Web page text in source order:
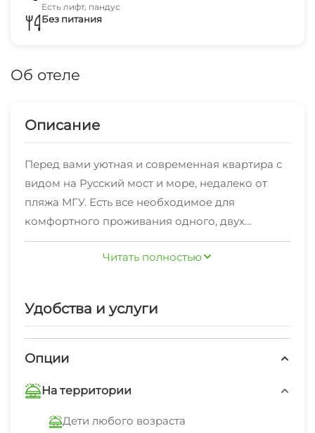
Есть лифт, пандус
Без питания
Об отеле
Описание
Перед вами уютная и современная квартира с
видом на Русский мост и море, недалеко от
пляжа МГУ. Есть все необходимое для
комфортного проживания одного, двух
человек:
- Новая современная техника и мебель.
- Кухня оснащена всей необходимой посудой,
- Холодильник, плита, чайник, микроволновая
- Собственный санузел с ванной и раковиной с
- Кондиционер для комфортного
Читать полностью
Удобства и услуги
Опции
На территории
Дети любого возраста